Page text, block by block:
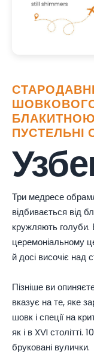
ПУСТЕЛЬНІ
Три медресе
відбивається від
кружляють голуби.
церемоніальному
й досі височіє над
Пізніше ви
вказує на те, яке
шовк і спеції на
як і в XVI столітті.
бруковані вулички.